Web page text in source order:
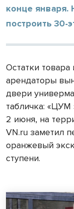
конце января.
построить 30-
Остатки
арендаторы
двери
табличка: «ЦУМ
2 июня, на
VN.ru заметил
оранжевый
ступени.